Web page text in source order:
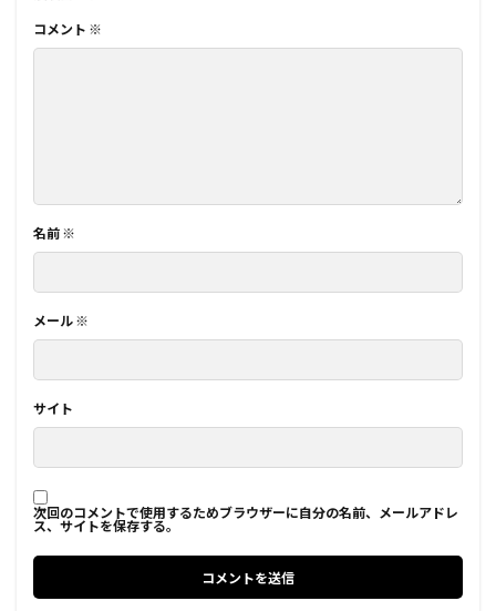
コメント ※
名前 ※
メール ※
サイト
次回のコメントで使用するためブラウザーに自分の名前、メールアドレ
ス、サイトを保存する。